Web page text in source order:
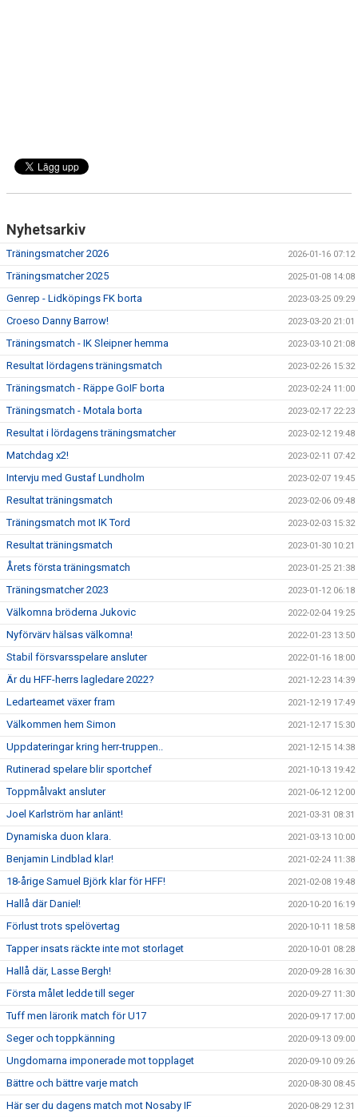
Nyhetsarkiv
Träningsmatcher 2026 2026-01-16 07:12
Träningsmatcher 2025 2025-01-08 14:08
Genrep - Lidköpings FK borta 2023-03-25 09:29
Croeso Danny Barrow! 2023-03-20 21:01
Träningsmatch - IK Sleipner hemma 2023-03-10 21:08
Resultat lördagens träningsmatch 2023-02-26 15:32
Träningsmatch - Räppe GoIF borta 2023-02-24 11:00
Träningsmatch - Motala borta 2023-02-17 22:23
Resultat i lördagens träningsmatcher 2023-02-12 19:48
Matchdag x2! 2023-02-11 07:42
Intervju med Gustaf Lundholm 2023-02-07 19:45
Resultat träningsmatch 2023-02-06 09:48
Träningsmatch mot IK Tord 2023-02-03 15:32
Resultat träningsmatch 2023-01-30 10:21
Årets första träningsmatch 2023-01-25 21:38
Träningsmatcher 2023 2023-01-12 06:18
Välkomna bröderna Jukovic 2022-02-04 19:25
Nyförvärv hälsas välkomna! 2022-01-23 13:50
Stabil försvarsspelare ansluter 2022-01-16 18:00
Är du HFF-herrs lagledare 2022? 2021-12-23 14:39
Ledarteamet växer fram 2021-12-19 17:49
Välkommen hem Simon 2021-12-17 15:30
Uppdateringar kring herr-truppen.. 2021-12-15 14:38
Rutinerad spelare blir sportchef 2021-10-13 19:42
Toppmålvakt ansluter 2021-06-12 12:00
Joel Karlström har anlänt! 2021-03-31 08:31
Dynamiska duon klara. 2021-03-13 10:00
Benjamin Lindblad klar! 2021-02-24 11:38
18-årige Samuel Björk klar för HFF! 2021-02-08 19:48
Hallå där Daniel! 2020-10-20 16:19
Förlust trots spelövertag 2020-10-11 18:58
Tapper insats räckte inte mot storlaget 2020-10-01 08:28
Hallå där, Lasse Bergh! 2020-09-28 16:30
Första målet ledde till seger 2020-09-27 11:30
Tuff men lärorik match för U17 2020-09-17 17:00
Seger och toppkänning 2020-09-13 09:00
Ungdomarna imponerade mot topplaget 2020-09-10 09:26
Bättre och bättre varje match 2020-08-30 08:45
Här ser du dagens match mot Nosaby IF 2020-08-29 12:31